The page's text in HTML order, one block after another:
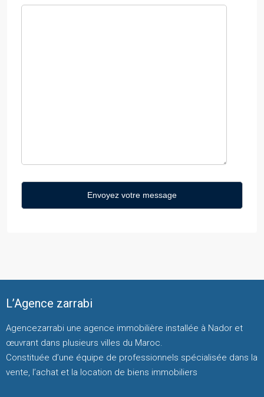
L’Agence zarrabi
Agencezarrabi une agence immobilière installée à Nador et
œuvrant dans plusieurs villes du Maroc.
Constituée d’une équipe de professionnels spécialisée dans la
vente, l’achat et la location de biens immobiliers